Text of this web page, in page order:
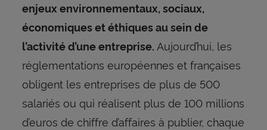
enjeux environnementaux, sociaux,
économiques et éthiques au sein de
l’activité d’une entreprise. Aujourd’hui, les
réglementations européennes et françaises
obligent les entreprises de plus de 500
salariés ou qui réalisent plus de 100 millions
d’euros de chiffre d’affaires à publier, chaque